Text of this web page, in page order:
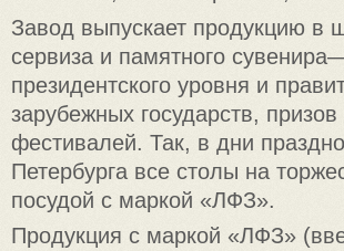
Завод выпускает продукцию в
сервиза и памятного
президентского уровня и
зарубежных государств,
фестивалей. Так, в дни
Петербурга все столы на
посудой с маркой «ЛФЗ».
Продукция с маркой «ЛФЗ»